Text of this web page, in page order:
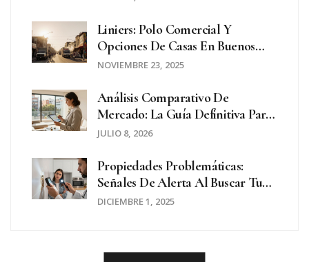
Liniers: Polo Comercial Y
Opciones De Casas En Buenos
Aires
NOVIEMBRE 23, 2025
Análisis Comparativo De
Mercado: La Guía Definitiva Para
Una Tasación Inmobiliaria Precisa
JULIO 8, 2026
Propiedades Problemáticas:
Señales De Alerta Al Buscar Tu
Próxima Casa
DICIEMBRE 1, 2025